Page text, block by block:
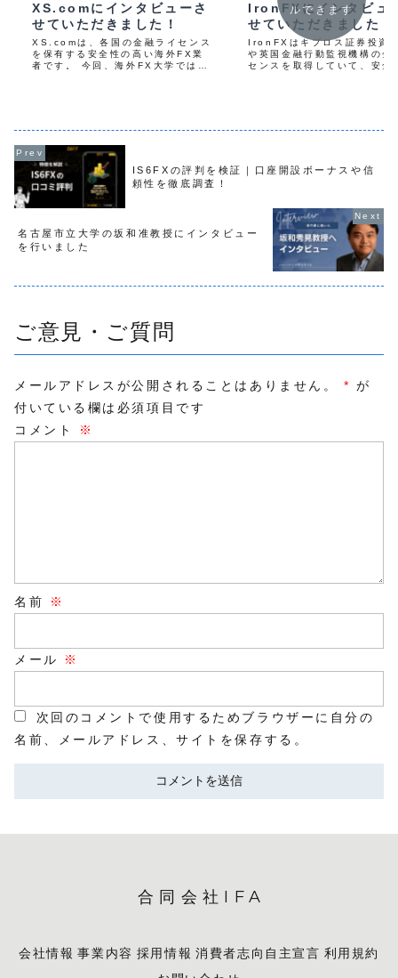
XS.comにインタビューさ
せていただきました！
XS.comは、各国の金融ライセンス
を保有する安全性の高い海外FX業
者です。 今回、海外FX大学では
IronFXにインタビュ
せていただきました！
IronFXはキプロス証券投資
や英国金融行動監視機構の金
センスを取得していて、安全
ルできます
IS6FXの評判を検証｜口座開設ボーナスや信
頼性を徹底調査！
名古屋市立大学の坂和准教授にインタビュー
を行いました
ご意見・ご質問
メールアドレスが公開されることはありません。 * が
付いている欄は必須項目です
コメント
※
名前 ※
メール ※
次回のコメントで使用するためブラウザーに自分の
名前、メールアドレス、サイトを保存する。
合同会社IFA
会社情報 事業内容 採用情報 消費者志向自主宣言 利用規約